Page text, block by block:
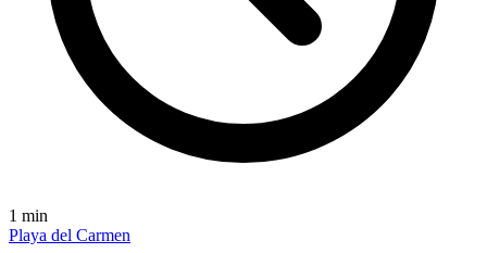
1 min
Playa del Carmen